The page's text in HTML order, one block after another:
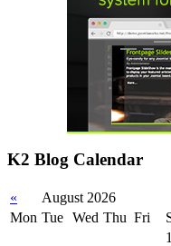
K2 Blog Calendar
« August 2026
Mon Tue Wed Thu Fri
1